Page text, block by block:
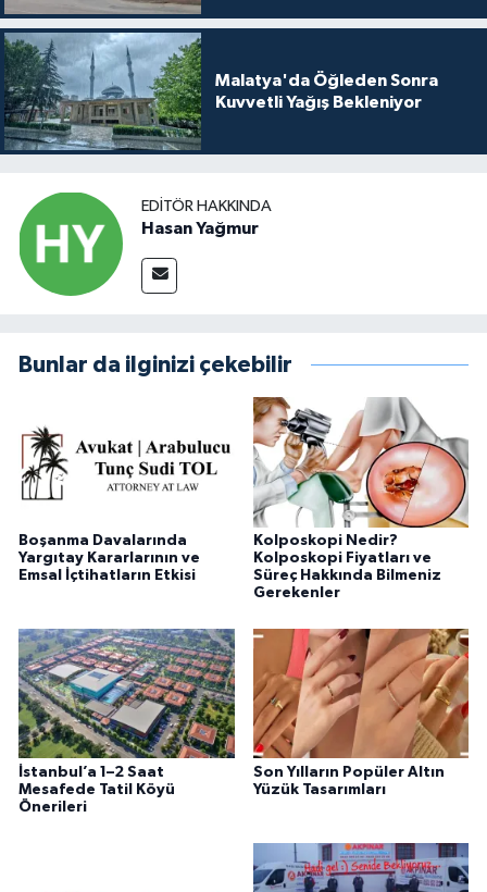
Malatya'da Öğleden Sonra
Kuvvetli Yağış Bekleniyor
EDITÖR HAKKINDA
Hasan Yağmur
Bunlar da ilginizi çekebilir
Boşanma Davalarında
Yargıtay Kararlarının ve
Emsal İçtihatların Etkisi
Kolposkopi Nedir?
Kolposkopi Fiyatları ve
Süreç Hakkında Bilmeniz
Gerekenler
İstanbul’a 1–2 Saat
Mesafede Tatil Köyü
Önerileri
Son Yılların Popüler Altın
Yüzük Tasarımları